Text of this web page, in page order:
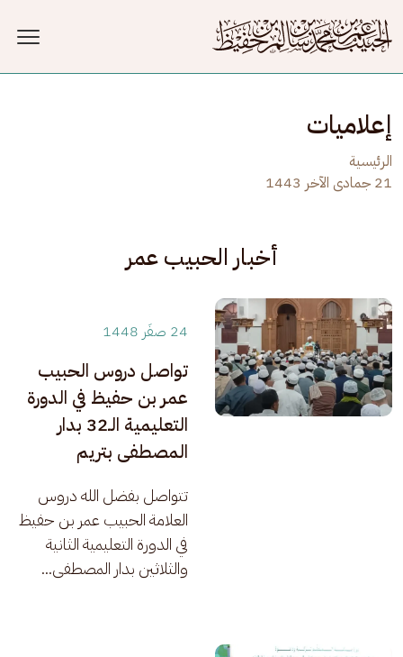
إعلاميات
الرئيسية
21 جمادى الآخر 1443
أخبار الحبيب عمر
24 صفَر 1448
تواصل دروس الحبيب
عمر بن حفيظ في الدورة
التعليمية الـ32 بدار
المصطفى بتريم
​تتواصل بفضل الله دروس
العلامة الحبيب عمر بن حفيظ
في الدورة التعليمية الثانية
والثلاثين بدار المصطفى...